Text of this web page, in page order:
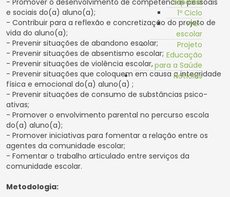
Especial
1º Ciclo
Pré-
escolar
Projeto
Educação
para a Saúde
Notícias
- Promover o desenvolvimento de competências pessoais
e sociais do(a) aluno(a);
- Contribuir para a reflexão e concretização do projeto de
vida do aluno(a);
- Prevenir situações de abandono escolar;
- Prevenir situações de absentismo escolar;
- Prevenir situações de violência escolar,
- Prevenir situações que coloquem em causa a integridade
física e emocional do(a) aluno(a) ;
- Prevenir situações de consumo de substâncias psico-
ativas;
- Promover o envolvimento parental no percurso escola
do(a) aluno(a);
- Promover iniciativas para fomentar a relação entre os
agentes da comunidade escolar;
- Fomentar o trabalho articulado entre serviços da
comunidade escolar.
Metodologia: